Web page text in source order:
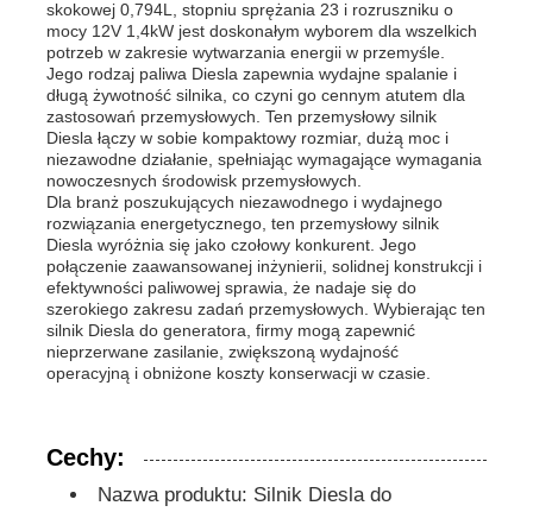
agregat prądotwórczy diesla
zestaw generatorów benzynowych
Zestaw generatora falownika
Przenośny zestaw generatora
zestaw generatorów przemysłowych
Generator otwartych ramek
skokowej 0,794L, stopniu sprężania 23 i rozruszniku o
mocy 12V 1,4kW jest doskonałym wyborem dla wszelkich
potrzeb w zakresie wytwarzania energii w przemyśle.
Jego rodzaj paliwa Diesla zapewnia wydajne spalanie i
długą żywotność silnika, co czyni go cennym atutem dla
zastosowań przemysłowych. Ten przemysłowy silnik
Diesla łączy w sobie kompaktowy rozmiar, dużą moc i
niezawodne działanie, spełniając wymagające wymagania
nowoczesnych środowisk przemysłowych.
Dla branż poszukujących niezawodnego i wydajnego
rozwiązania energetycznego, ten przemysłowy silnik
Diesla wyróżnia się jako czołowy konkurent. Jego
połączenie zaawansowanej inżynierii, solidnej konstrukcji i
efektywności paliwowej sprawia, że nadaje się do
szerokiego zakresu zadań przemysłowych. Wybierając ten
silnik Diesla do generatora, firmy mogą zapewnić
nieprzerwane zasilanie, zwiększoną wydajność
operacyjną i obniżone koszty konserwacji w czasie.
Cechy:
Nazwa produktu: Silnik Diesla do